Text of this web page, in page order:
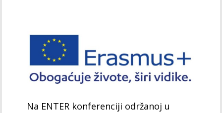
Na ENTER konferenciji održanoj u